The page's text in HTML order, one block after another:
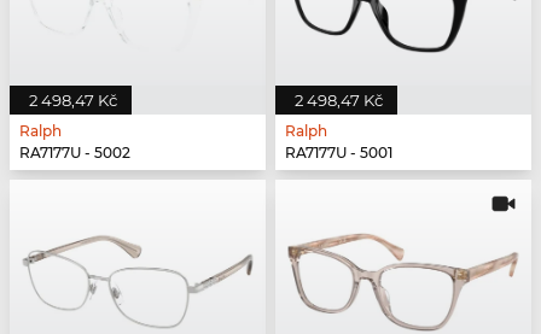
2 498,47 Kč
Ralph
RA7177U - 5002
2 498,47 Kč
Ralph
RA7177U - 5001